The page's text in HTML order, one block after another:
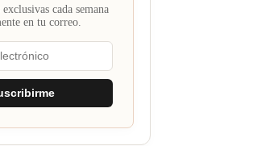
cada semana
en tu correo.